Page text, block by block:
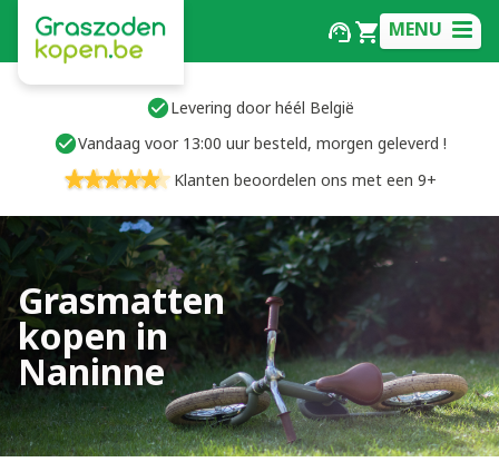
MENU
Levering door héél België
Vandaag voor 13:00 uur besteld, morgen geleverd !
Klanten beoordelen ons met een 9+
Grasmatten
kopen in
Naninne